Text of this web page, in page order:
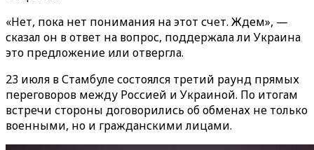
«Нет, пока нет понимания на этот счет. Ждем», —
сказал он в ответ на вопрос, поддержала ли Украина
это предложение или отвергла.
23 июля в Стамбуле состоялся третий раунд прямых
переговоров между Россией и Украиной. По итогам
встречи стороны договорились об обменах не только
военными, но и гражданскими лицами.